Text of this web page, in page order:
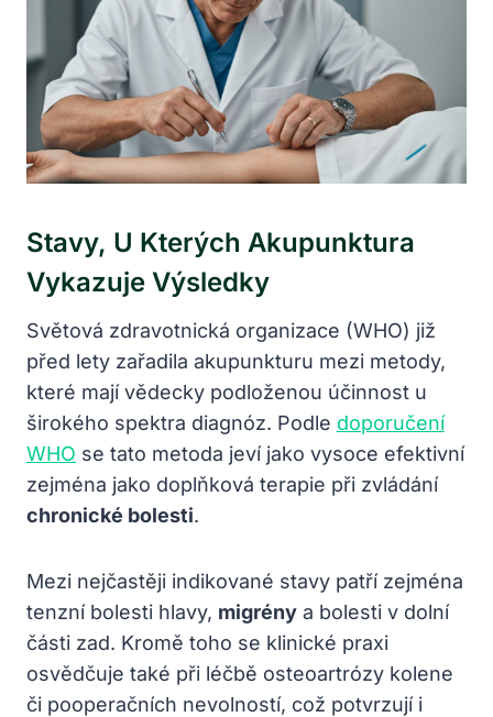
Stavy, U Kterých Akupunktura
Vykazuje Výsledky
Světová zdravotnická organizace (WHO) již
před lety zařadila akupunkturu mezi metody,
které mají vědecky podloženou účinnost u
širokého spektra diagnóz. Podle doporučení
WHO se tato metoda jeví jako vysoce efektivní
zejména jako doplňková terapie při zvládání
chronické bolesti.
Mezi nejčastěji indikované stavy patří zejména
tenzní bolesti hlavy, migrény a bolesti v dolní
části zad. Kromě toho se klinické praxi
osvědčuje také při léčbě osteoartrózy kolene
či pooperačních nevolností, což potvrzují i